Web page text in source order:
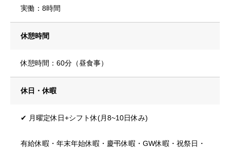
実働：8時間
休憩時間
休憩時間：60分（昼食事）
休日・休暇
✔︎ 月曜定休日+シフト休(月8~10日休み)
有給休暇・年末年始休暇・慶弔休暇・GW休暇・祝祭日・